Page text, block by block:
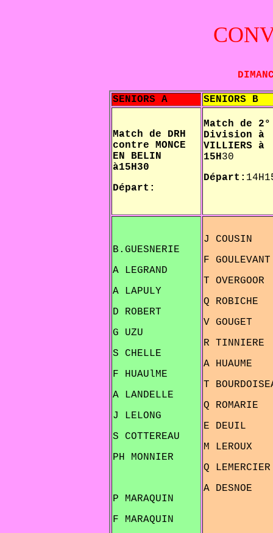
SENIORS A SENIORS B
Match de DRH
contre MONCE
EN BELIN
à15H30
Départ:
Match de 2°
Division à
VILLIERS à
15H30
Départ:
B.GUESNERIE
A LEGRAND
A LAPULY
D ROBERT
G UZU
S CHELLE
F HUAUlME
A LANDELLE
J LELONG
S COTTEREAU
PH MONNIER
P MARAQUIN
F MARAQUIN
J COUSIN
F GOULEVANT
T OVERGOOR
Q ROBICHE
V GOUGET
R TINNIERE
A HUAUME
T
Q ROMARIE
E DEUIL
M LEROUX
Q LEMERCIER
A DESNOE